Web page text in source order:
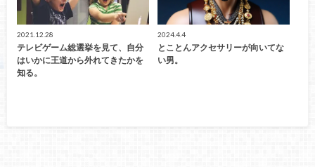
2021.12.28
テレビゲーム総選挙を見て、自分
はいかに王道から外れてきたかを
知る。
2024.4.4
とことんアクセサリーが向いてな
い男。